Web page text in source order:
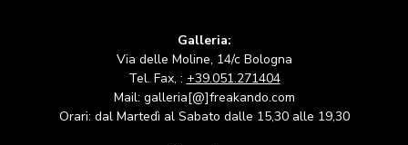
Galleria:
Via delle Moline, 14/c Bologna
Tel. Fax, : +39.051.271404
Mail: galleria[@]freakando.com
Orari: dal Martedì al Sabato dalle 15,30 alle 19,30